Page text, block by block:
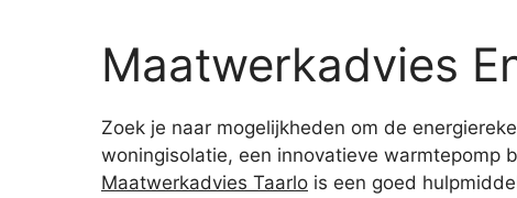
Maatwerkadvies
Zoek je naar mogelijkheden om de
woningisolatie, een innovatieve warmtepomp
Maatwerkadvies Taarlo is een goed